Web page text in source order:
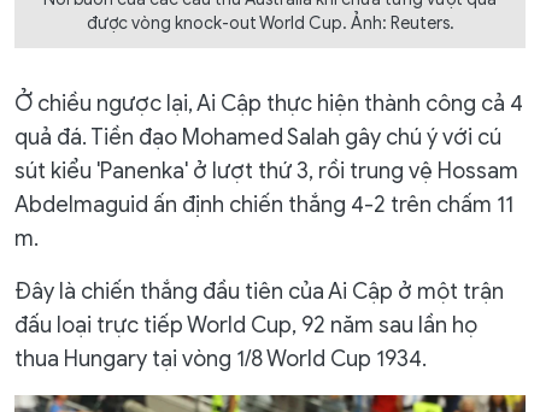
được vòng knock-out World Cup. Ảnh: Reuters.
Ở chiều ngược lại, Ai Cập thực hiện thành công cả 4
quả đá. Tiền đạo Mohamed Salah gây chú ý với cú
sút kiểu 'Panenka' ở lượt thứ 3, rồi trung vệ Hossam
Abdelmaguid ấn định chiến thắng 4-2 trên chấm 11
m.
Đây là chiến thắng đầu tiên của Ai Cập ở một trận
đấu loại trực tiếp World Cup, 92 năm sau lần họ
thua Hungary tại vòng 1/8 World Cup 1934.